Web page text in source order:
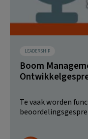
LEADERSHIP
Boom
Te vaak worden